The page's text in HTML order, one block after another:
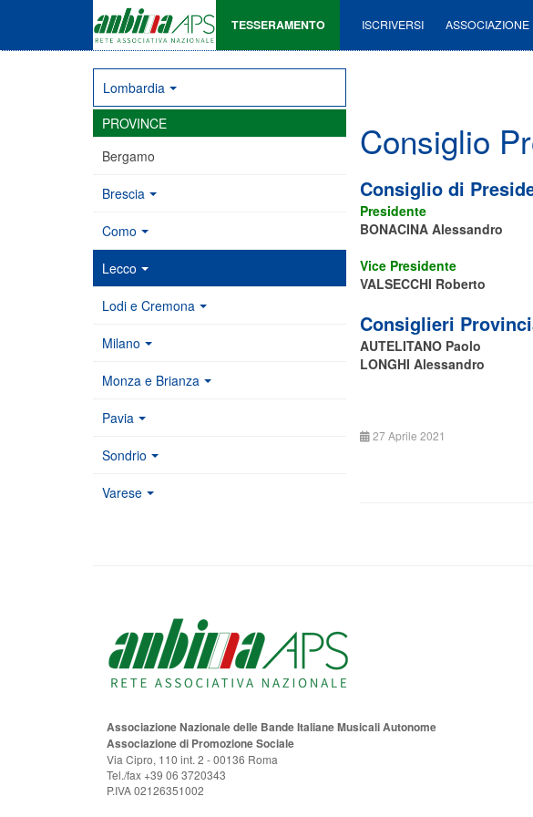
TESSERAMENTO ISCRIVERSI ASSOCIAZIONE
Consiglio
Consiglio di
Presidente
BONACINA Alessandro
Vice Presidente
VALSECCHI Roberto
Consiglieri
AUTELITANO Paolo
LONGHI Alessandro
27 Aprile 2021
Lombardia
PROVINCE
Bergamo
Brescia
Como
Lecco
Lodi e Cremona
Milano
Monza e Brianza
Pavia
Sondrio
Varese
Associazione Nazionale delle Bande Italiane Musicali Autonome
Associazione di Promozione Sociale
Via Cipro, 110 int. 2 - 00136 Roma
Tel./fax +39 06 3720343
P.IVA 02126351002